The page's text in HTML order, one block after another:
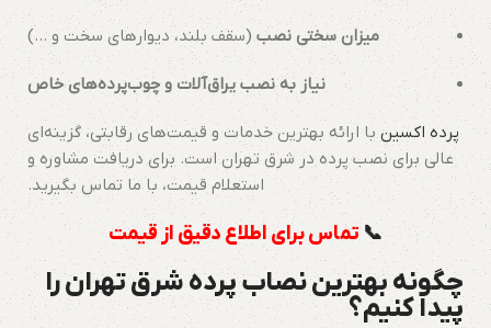
میزان سختی نصب(سقف بلند، دیوارهای سخت و …)
نیاز به نصب یراق‌آلات و چوب‌پرده‌های خاص
پرده اکسینبا ارائه بهترین خدمات و قیمت‌های رقابتی، گزینه‌ای
عالی برای نصب پرده در شرق تهران است. برای دریافت مشاوره و
استعلام قیمت، با ما تماس بگیرید.
📞 تماس برای اطلاع دقیق از قیمت
چگونه بهترین نصاب پرده شرق تهران را
پیدا کنیم؟